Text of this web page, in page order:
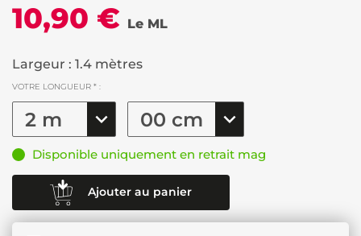
10,90 € Le ML
Largeur : 1.4 mètres
VOTRE LONGUEUR * :
Disponible uniquement en retrait mag
Ajouter au panier